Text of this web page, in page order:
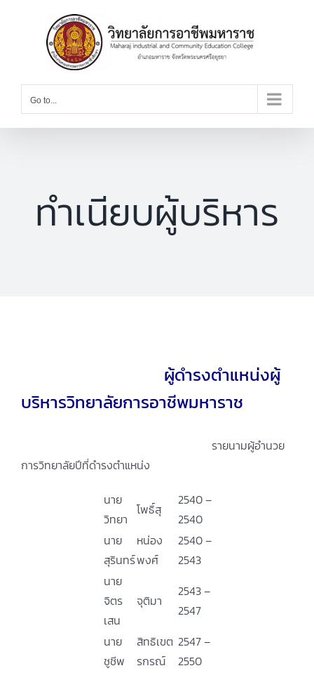
Go to...
ทำเนียบผู้บริหาร
ผู้ดำรงตำแหน่งผู้
บริหารวิทยาลัยการอาชีพมหาราช
รายนามผู้อำนวย
การวิทยาลัยปีที่ดำรงตำแหน่ง
นาย
วิทยา
โพธิ์สุ
2540 –
2540
นาย
สุรินทร์
หน่อง
พงศ์
2540 –
2543
นาย
จิตร
เสน
จุติมา
2543 –
2547
นาย
ชูชีพ
สิทธิเขต
รกรณ์
2547 –
2550